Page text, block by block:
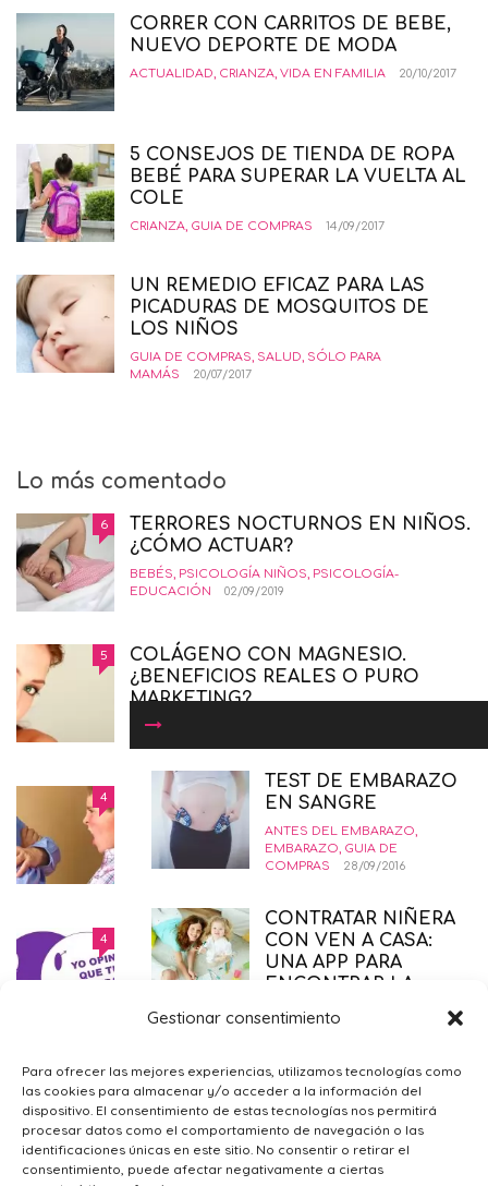
Gestionar consentimiento
Para ofrecer las mejores experiencias, utilizamos tecnologías como
las cookies para almacenar y/o acceder a la información del
dispositivo. El consentimiento de estas tecnologías nos permitirá
procesar datos como el comportamiento de navegación o las
identificaciones únicas en este sitio. No consentir o retirar el
consentimiento, puede afectar negativamente a ciertas
TEST DE EMBARAZO
EN SANGRE
ANTES DEL EMBARAZO,
EMBARAZO, GUIA DE
COMPRAS
28/09/2016
CONTRATAR NIÑERA
CON VEN A CASA:
UNA APP PARA
ENCONTRAR LA
10
OPERACIÓN DE
PECHO. TODO LO
QUE TIENES QUE
SABER
CORRER CON CARRITOS DE BEBE,
NUEVO DEPORTE DE MODA
ACTUALIDAD, CRIANZA, VIDA EN FAMILIA 20/10/2017
5 CONSEJOS DE TIENDA DE ROPA
BEBÉ PARA SUPERAR LA VUELTA AL
COLE
CRIANZA, GUIA DE COMPRAS 14/09/2017
UN REMEDIO EFICAZ PARA LAS
PICADURAS DE MOSQUITOS DE
LOS NIÑOS
GUIA DE COMPRAS, SALUD, SÓLO PARA
MAMÁS
20/07/2017
Lo más comentado
6
TERRORES NOCTURNOS EN NIÑOS.
¿CÓMO ACTUAR?
BEBÉS, PSICOLOGÍA NIÑOS, PSICOLOGÍA-
EDUCACIÓN
02/09/2019
5
COLÁGENO CON MAGNESIO.
¿BENEFICIOS REALES O PURO
MARKETING?
BELLEZA
4
COMÓ CRIAR NIÑOS
INSORPOTABLES. LA GUÍA
DEFINITIVA.
EDUCANDO CON AMOR,INTERESANTE,PSICOLOGÍA-
4
DERECHO AL ABORTO LEGAL
SEGURO Y GRATUITO
4 ¿POR QUÉ ME SIENTO TRISTE?
PSICOLOGÍA GENERAL,SÓLO PARA
MAMÁS
09/02/2016